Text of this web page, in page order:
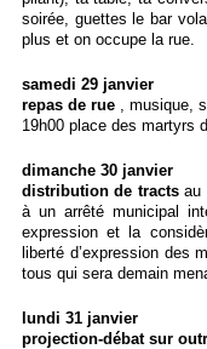
soirée, guettes le bar
plus et on occupe la rue.
samedi 29 janvier
repas de rue , musique,
19h00 place des martyrs
dimanche 30 janvier
distribution de tractsau
à un arrêté municipal
expression et la
liberté d’expression des
tous qui sera demain
lundi 31 janvier
projection-débat sur